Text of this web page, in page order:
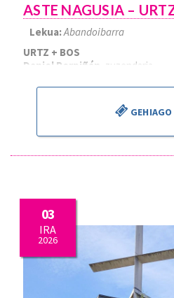
ASTE NAGUSIA –
Lekua:Abandoibarra
URTZ + BOS
Daniel Perpiñán , zuzendaria
03
IRA
2026